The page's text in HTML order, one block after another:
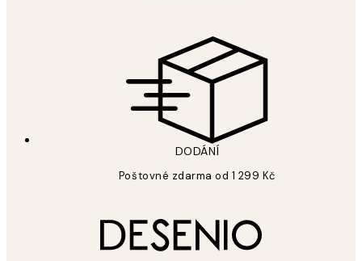
DODÁNÍ
Poštovné zdarma od 1 299 Kč